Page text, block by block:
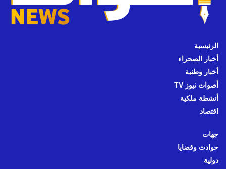
الرئيسية
أخبار الصحراء
أخبار وطنية
أصوات نيوز TV
أنشطة ملكية
اقتصاد
جهات
حوادث وقضايا
دولية